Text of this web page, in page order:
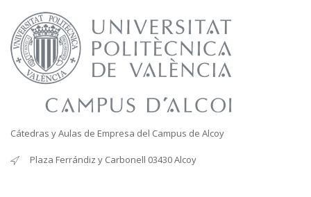
Cátedras y Aulas de Empresa del Campus de Alcoy
Plaza Ferrándiz y Carbonell 03430 Alcoy